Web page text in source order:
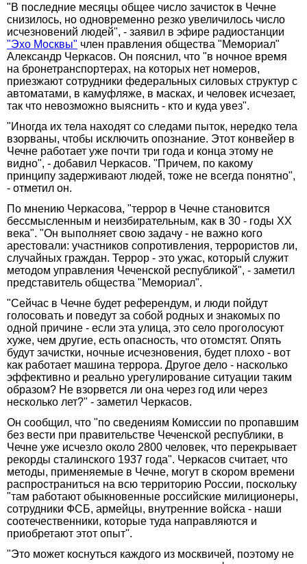
"В последние месяцы общее число зачисток в Чечне
снизилось, но одновременно резко увеличилось число
исчезновений людей", - заявил в эфире радиостанции
"Эхо Москвы" член правления общества "Мемориал"
Александр Черкасов. Он пояснил, что "в ночное время
на бронетранспортерах, на которых нет номеров,
приезжают сотрудники федеральных силовых структур с
автоматами, в камуфляже, в масках, и человек исчезает,
так что невозможно выяснить - кто и куда увез".
"Иногда их тела находят со следами пыток, нередко тела
взорваны, чтобы исключить опознание. Этот конвейер в
Чечне работает уже почти три года и конца этому не
видно", - добавил Черкасов. "Причем, по какому
принципу задерживают людей, тоже не всегда понятно",
- отметил он.
По мнению Черкасова, "террор в Чечне становится
бессмысленным и неизбирательным, как в 30 - годы XX
века". "Он выполняет свою задачу - не важно кого
арестовали: участников сопротивления, террористов ли,
случайных граждан. Террор - это ужас, который служит
методом управления Чеченской республикой", - заметил
представитель общества "Мемориал".
"Сейчас в Чечне будет референдум, и люди пойдут
голосовать и поведут за собой родных и знакомых по
одной причине - если эта улица, это село проголосуют
хуже, чем другие, есть опасность, что отомстят. Опять
будут зачистки, ночные исчезновения, будет плохо - вот
как работает машина террора. Другое дело - насколько
эффективно и реально урегулирование ситуации таким
образом? Не взорвется ли она через год или через
несколько лет?" - заметил Черкасов.
Он сообщил, что "по сведениям Комиссии по пропавшим
без вести при правительстве Чеченской республики, в
Чечне уже исчезло около 2800 человек, что перекрывает
рекорды сталинского 1937 года". Черкасов считает, что
методы, применяемые в Чечне, могут в скором времени
распространиться на всю территорию России, поскольку
"там работают обыкновенные российские милиционеры,
сотрудники ФСБ, армейцы, внутренние войска - наши
соотечественники, которые туда направляются и
приобретают этот опыт".
"Это может коснуться каждого из москвичей, поэтому не